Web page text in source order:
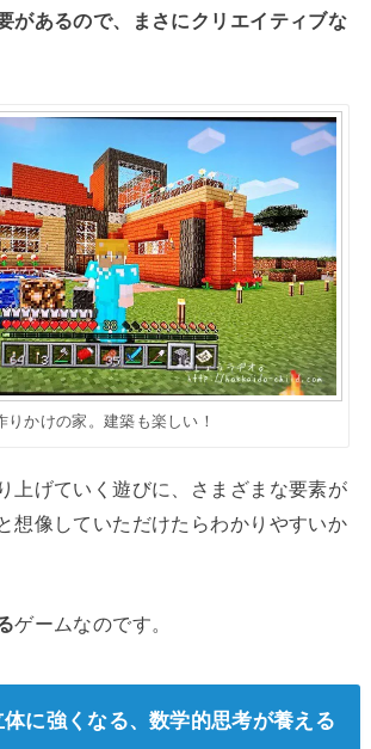
があるので、まさにクリエイティブな
りかけの家。建築も楽しい！
上げていく遊びに、さまざまな要素が
想像していただけたらわかりやすいか
ゲームなのです。
に強くなる、数学的思考が養える